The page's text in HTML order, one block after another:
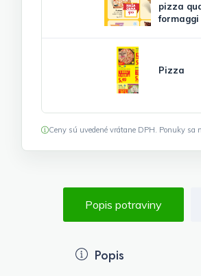
pizza
formaggi
Pizza
Ceny sú uvedené vrátane DPH. Ponuky
Popis potraviny
Popis